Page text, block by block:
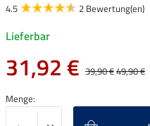
4.5 2 Bewertung(en)
Lieferbar
31,92 € 39,90 €49,90 €
Menge: